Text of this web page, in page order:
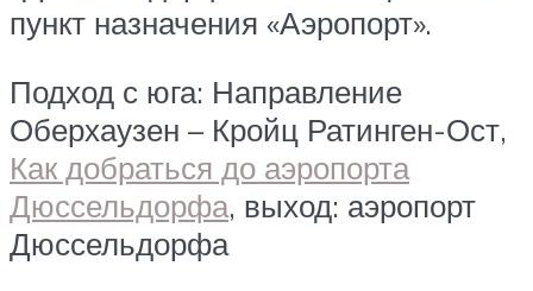
пункт назначения «Аэропорт».
Подход с юга: Направление
Оберхаузен – Кройц Ратинген-Ост,
Как добраться до аэропорта
Дюссельдорфа, выход: аэропорт
Дюссельдорфа